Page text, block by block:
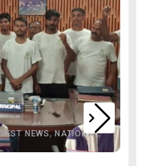
NEWS,NATIONAL,